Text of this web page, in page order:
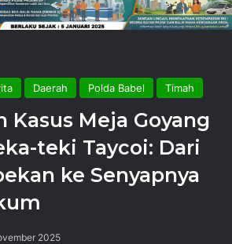
Daerah Polda Babel Timah
Kasus Meja Goyang
teki Taycoi: Dari
ke Senyapnya
2025